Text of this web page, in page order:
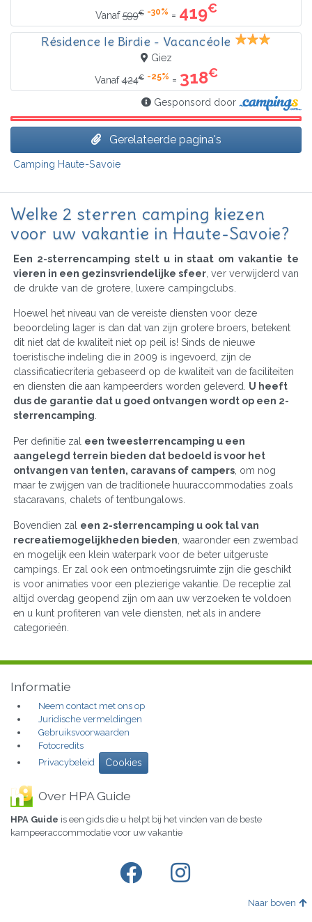
Vanaf599€ -30% = 419€
Résidence le Birdie - Vacancéole
Giez
Vanaf424€ -25% = 318€
Gesponsord door
Gerelateerde pagina's
Camping Haute-Savoie
Welke 2 sterren camping kiezen
voor uw vakantie in Haute-Savoie?
Een 2-sterrencamping stelt u in staat om vakantie te
vieren in een gezinsvriendelijke sfeer , ver verwijderd van
de drukte van de grotere, luxere campingclubs.
Hoewel het niveau van de vereiste diensten voor deze
beoordeling lager is dan dat van zijn grotere broers, betekent
dit niet dat de kwaliteit niet op peil is! Sinds de nieuwe
toeristische indeling die in 2009 is ingevoerd, zijn de
classificatiecriteria gebaseerd op de kwaliteit van de faciliteiten
en diensten die aan kampeerders worden geleverd. U heeft
dus de garantie dat u goed ontvangen wordt op een 2-
sterrencamping
Per definitie zal een tweesterrencamping u een
aangelegd terrein bieden dat bedoeld is voor het
ontvangen van tenten, caravans of campers , om nog
maar te zwijgen van de traditionele huuraccommodaties zoals
stacaravans, chalets of tentbungalows.
Bovendien zal een 2-sterrencamping u ook tal van
recreatiemogelijkheden bieden , waaronder een zwembad
en mogelijk een klein waterpark voor de beter uitgeruste
campings. Er zal ook een ontmoetingsruimte zijn die geschikt
is voor animaties voor een plezierige vakantie. De receptie zal
altijd overdag geopend zijn om aan uw verzoeken te voldoen
en u kunt profiteren van vele diensten, net als in andere
categorieën.
Informatie
Neem contact met ons op
Juridische vermeldingen
Gebruiksvoorwaarden
Fotocredits
Privacybeleid
Cookies
Over HPA Guide
HPA Guide is een gids die u helpt bij het vinden van de beste
kampeeraccommodatie voor uw vakantie
Naar boven